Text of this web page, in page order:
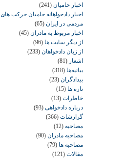
اخبار حامیان (241)
اخبار دادخواهانه حامیان حرکت های
مردمی در ایران (65)
اخبار مربوط به مادران (45)
از دیگر سایت ها (96)
از زبان دادخواهان (233)
اشعار (81)
بیانیه‌ها (318)
بیدادگران (23)
تازه ها (15)
خاطرات (13)
درباره دادخواهی (93)
گزارشات (366)
مصاحبه (12)
مصاحبه مادران (90)
مصاحبه ها (79)
مقالات (121)